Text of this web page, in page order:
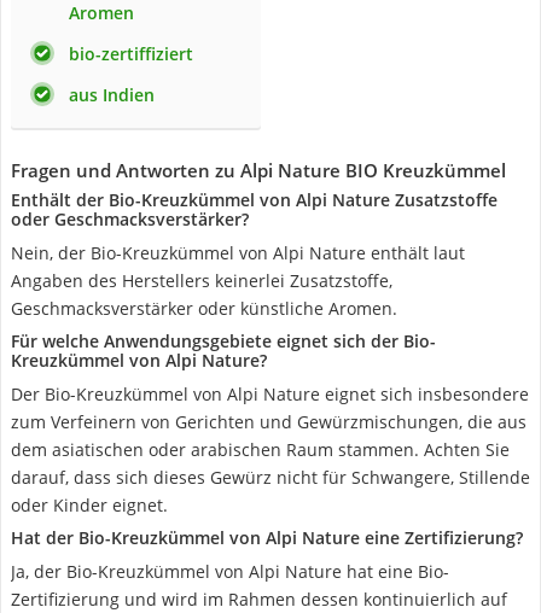
Aromen
bio-zertiffiziert
aus Indien
Fragen und Antworten zu Alpi Nature BIO Kreuzkümmel
Enthält der Bio-Kreuzkümmel von Alpi Nature Zusatzstoffe
oder Geschmacksverstärker?
Nein, der Bio-Kreuzkümmel von Alpi Nature enthält laut
Angaben des Herstellers keinerlei Zusatzstoffe,
Geschmacksverstärker oder künstliche Aromen.
Für welche Anwendungsgebiete eignet sich der Bio-
Kreuzkümmel von Alpi Nature?
Der Bio-Kreuzkümmel von Alpi Nature eignet sich insbesondere
zum Verfeinern von Gerichten und Gewürzmischungen, die aus
dem asiatischen oder arabischen Raum stammen. Achten Sie
darauf, dass sich dieses Gewürz nicht für Schwangere, Stillende
oder Kinder eignet.
Hat der Bio-Kreuzkümmel von Alpi Nature eine Zertifizierung?
Ja, der Bio-Kreuzkümmel von Alpi Nature hat eine Bio-
Zertifizierung und wird im Rahmen dessen kontinuierlich auf